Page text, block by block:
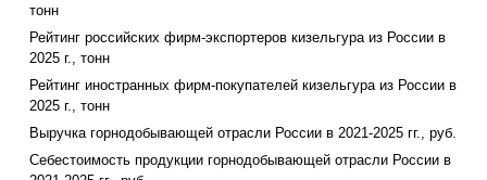
тонн
Рейтинг российских фирм-экспортеров кизельгура из России в
2025 г., тонн
Рейтинг иностранных фирм-покупателей кизельгура из России в
2025 г., тонн
Выручка горнодобывающей отрасли России в 2021-2025 гг., руб.
Себестоимость продукции горнодобывающей отрасли России в